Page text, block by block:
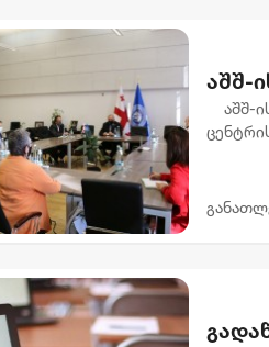
აშშ-
აშშ-